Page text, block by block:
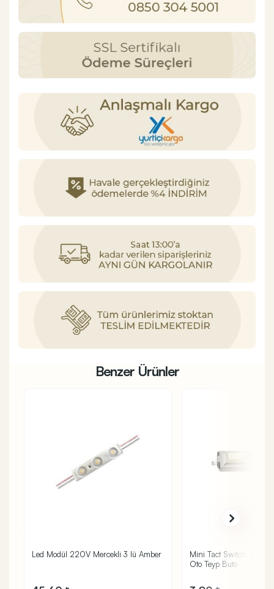
Benzer Ürünler
Led Modül 220V Mercekli 3 lü Amber
Mini Tact Switch 4 Pin
Oto Teyp Buto